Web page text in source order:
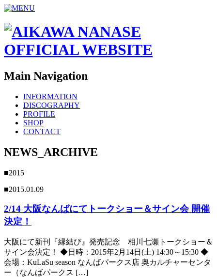
Main Navigation
INFORMATION
DISCOGRAPHY
PROFILE
SHOP
CONTACT
NEWS_ARCHIVE
■2015
■2015.01.09
2/14 大阪なんばにてトークショー＆サイン会 開催
決定！
大阪にて新刊『縁結び』発売記念 相川七瀬トークショー＆
サイン会決定！ ◆日時：2015年2月14日(土) 14:30～15:30 ◆
会場：KuLaSu season なんばパークス店 奥カルチャーセンタ
ー（なんばパークス […]